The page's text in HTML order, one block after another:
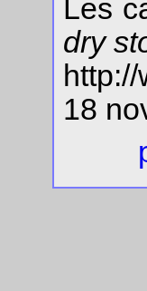
Les
dry
18